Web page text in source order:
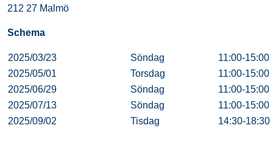
212 27 Malmö
Schema
2025/03/23 Söndag
11:00-15:00
2025/05/01
Torsdag
11:00-15:00
2025/06/29
Söndag
11:00-15:00
2025/07/13
Söndag
11:00-15:00
2025/09/02
Tisdag 14:30-18:30